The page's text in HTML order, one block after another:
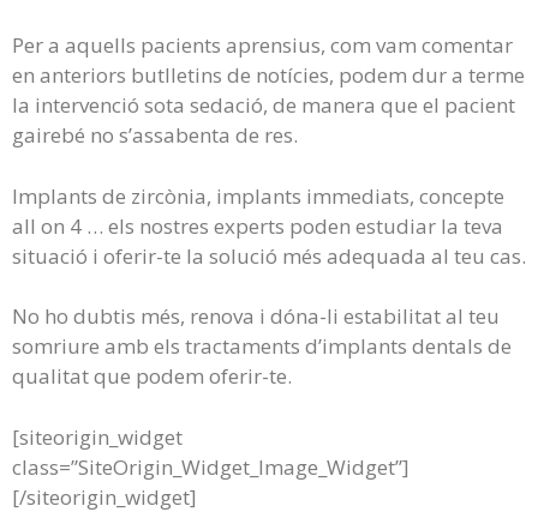
Per a aquells pacients aprensius, com vam comentar
en anteriors butlletins de notícies, podem dur a terme
la intervenció sota sedació, de manera que el pacient
gairebé no s’assabenta de res.
Implants de zircònia, implants immediats, concepte
all on 4 … els nostres experts poden estudiar la teva
situació i oferir-te la solució més adequada al teu cas.
No ho dubtis més, renova i dóna-li estabilitat al teu
somriure amb els tractaments d’implants dentals de
qualitat que podem oferir-te.
[siteorigin_widget
class=”SiteOrigin_Widget_Image_Widget”]
[/siteorigin_widget]